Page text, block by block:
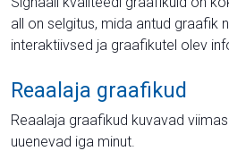
all on selgitus, mida antud graafik
interaktiivsed ja graafikutel olev
Reaalaja graafikud
Reaalaja graafikud kuvavad
uuenevad iga minut.